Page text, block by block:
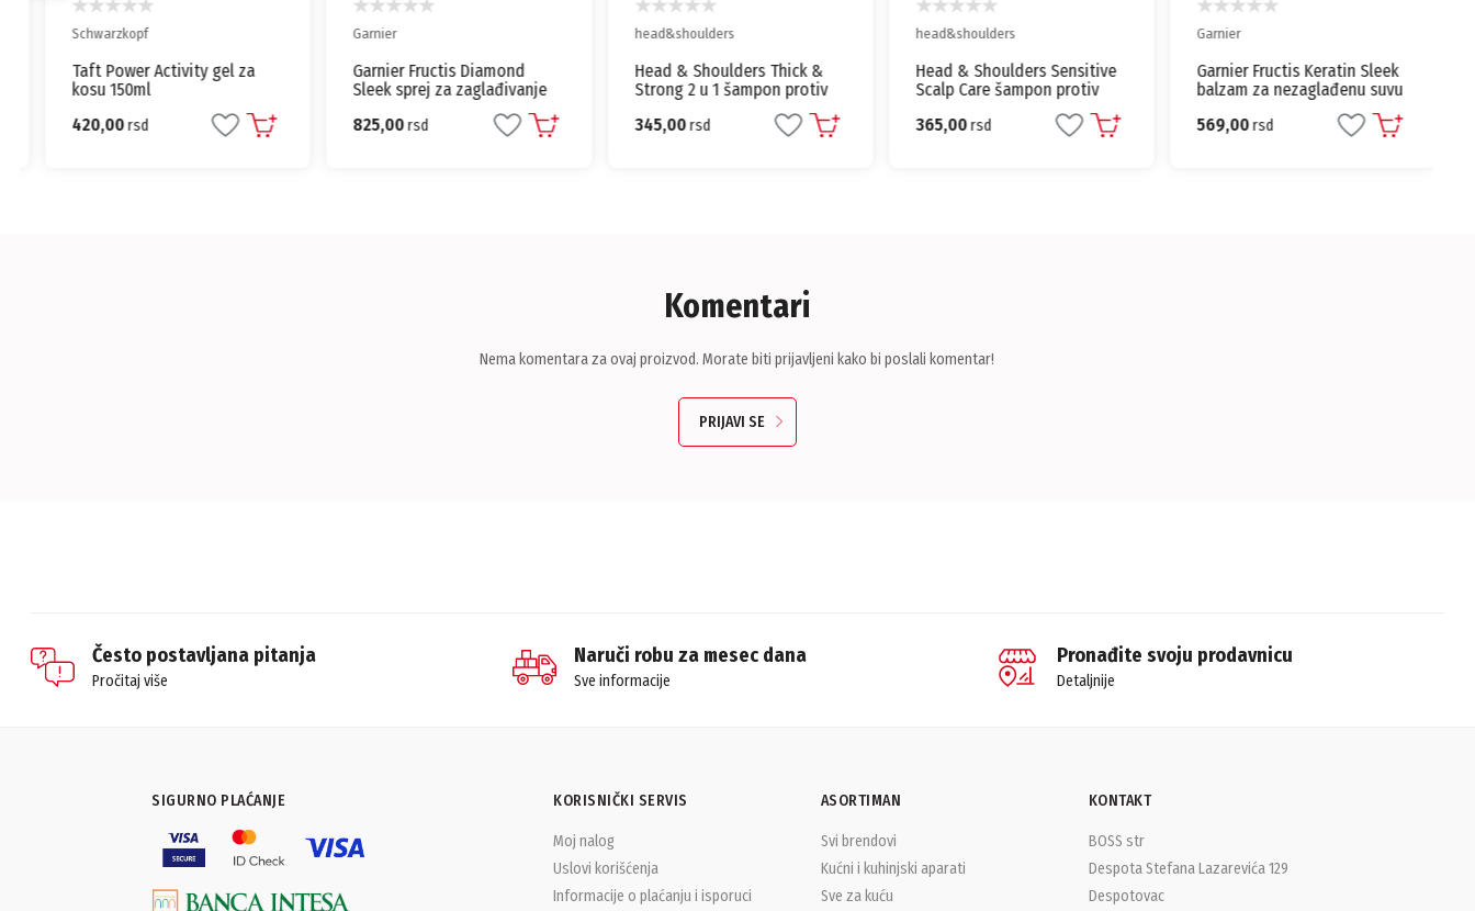
Schwarzkopf
Taft Power Activity gel za
kosu 150ml
420,00rsd
Garnier
Garnier Fructis Diamond
Sleek sprej za zaglađivanje
kose i zaštitu od toplote
150ml
825,00rsd
head&shoulders
Head & Shoulders Thick &
Strong 2 u 1 šampon protiv
345,00rsd
head&shoulders
Head & Shoulders Sensitive
Scalp Care šampon protiv
peruti za osetljivu kožu glave
330ml
365,00rsd
Garnier
Garnier Fructis Keratin Sleek
balzam za nezaglađenu suvu
569,00rsd
Komentari
Nema komentara za ovaj proizvod. Morate biti prijavljeni kako bi poslali komentar!
PRIJAVI SE
Često postavljana pitanja
Pročitaj više
Naruči robu za mesec dana
Sve informacije
Pronađite svoju prodavnicu
Detaljnije
SIGURNO PLAĆANJE KORISNIČKI SERVIS
Moj nalog
Uslovi korišćenja
Informacije o plaćanju i isporuci
ASORTIMAN
Svi brendovi
Kućni i kuhinjski aparati
Sve za kuću
KONTAKT
BOSS str
Despota Stefana Lazarevića 129
Despotovac